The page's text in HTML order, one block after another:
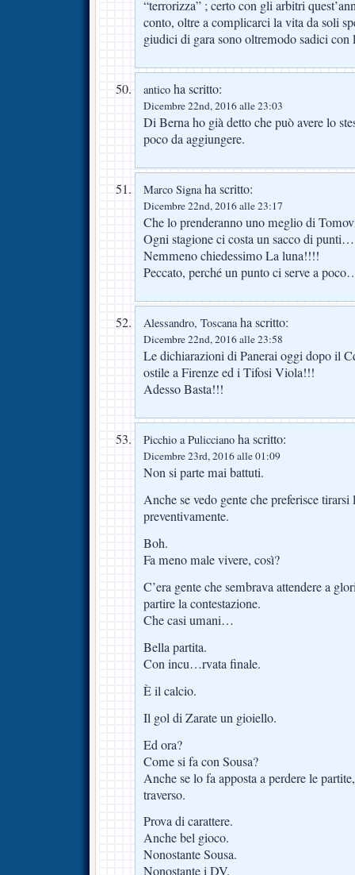
“terrorizza” ; certo con gli arbitri
conto, oltre a complicarci la vita da soli
giudici di gara sono oltremodo sadici con
antico ha scritto:
Dicembre 22nd, 2016 alle 23:03
Di Berna ho già detto che può avere lo
poco da aggiungere.
Marco Signaha scritto:
Dicembre 22nd, 2016 alle 23:17
Che lo prenderanno uno meglio di
Ogni stagione ci costa un sacco di
Nemmeno chiedessimo La luna!!!!
Peccato, perché un punto ci serve a
Alessandro, Toscanaha scritto:
Dicembre 22nd, 2016 alle 23:58
Le dichiarazioni di Panerai oggi dopo il
ostile a Firenze ed i Tifosi Viola!!!
Adesso Basta!!!
Picchio a Pulicciano ha scritto:
Dicembre 23rd, 2016 alle 01:09
Non si parte mai battuti.
Anche se vedo gente che preferisce
preventivamente.
Boh.
Fa meno male vivere, così?
C’era gente che sembrava attendere a
partire la contestazione.
Che casi umani…
Bella partita.
Con incu…rvata finale.
È il calcio.
Il gol di Zarate un gioiello.
Ed ora?
Come si fa con Sousa?
Anche se lo fa apposta a perdere le
traverso.
Prova di carattere.
Anche bel gioco.
Nonostante Sousa.
Nonostante i DV.